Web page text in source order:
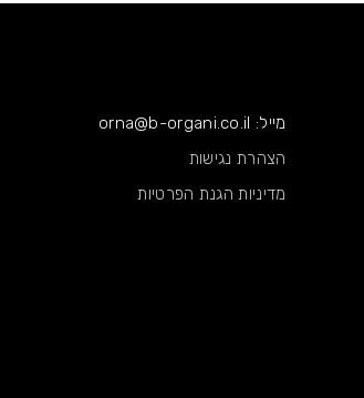
מייל: orna@b-organi.co.il
הצהרת נגישות
מדיניות הגנת הפרטיות